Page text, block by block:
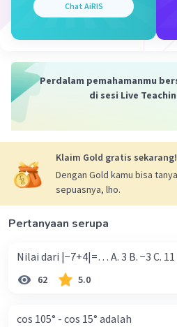
Chat AiRIS
Perdalam pemahamanmu
di sesi Live
Klaim Gold gratis sekarang!
Dengan Gold kamu bisa
sepuasnya, lho.
Pertanyaan serupa
Nilai dari |−7+4|=… A. 3 B.
62 5.0
cos 105° - cos 15° adalah